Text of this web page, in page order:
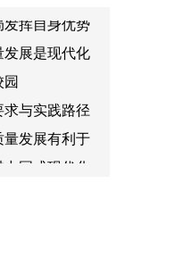
中国式现代化
发展是现代化
园
与实践路径
发展有利于
和释放内需
国式现代化